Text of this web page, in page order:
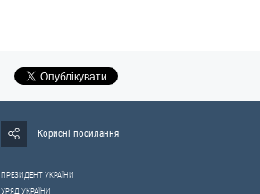
Корисні посилання
ПРЕЗИДЕНТ УКРАЇНИ
УРЯД УКРАЇНИ